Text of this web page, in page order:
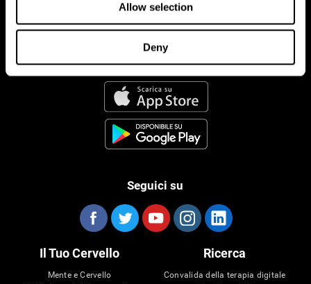
Allow selection
Deny
App Di CogniFit
Seguici su
Il Tuo Cervello
Mente e Cervello
Ricerca
Convalida della terapia digitale